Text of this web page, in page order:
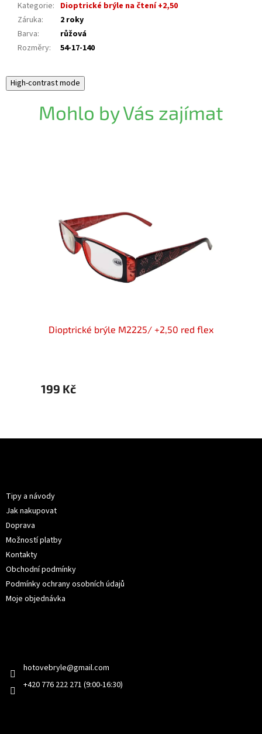
Kategorie: Dioptrické brýle na čtení +2,50
Záruka:
2 roky
Barva:
růžová
Rozměry: 54-17-140
High-contrast mode
Mohlo by Vás zajímat
Dioptrické brýle M2225/ +2,50 red flex
199 Kč
Tipy a návody
Jak nakupovat
Doprava
Možností platby
Kontakty
Obchodní podmínky
Podmínky ochrany osobních údajů
Moje objednávka
hotovebryle@gmail.com
+420 776 222 271 (9:00-16:30)